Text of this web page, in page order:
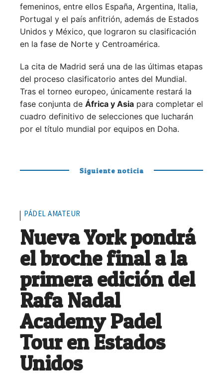
femeninos, entre ellos España, Argentina, Italia,
Portugal y el país anfitrión, además de Estados
Unidos y México, que lograron su clasificación
en la fase de Norte y Centroamérica.
La cita de Madrid será una de las últimas etapas
del proceso clasificatorio antes del Mundial.
Tras el torneo europeo, únicamente restará la
fase conjunta de África y Asia para completar el
cuadro definitivo de selecciones que lucharán
por el título mundial por equipos en Doha.
Siguiente noticia
PÁDEL AMATEUR
Nueva York pondrá
el broche final a la
primera edición del
Rafa Nadal
Academy Padel
Tour en Estados
Unidos